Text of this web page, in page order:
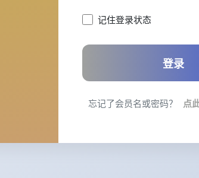
记住登录状态
登录
忘记了会员名或密码？ 点